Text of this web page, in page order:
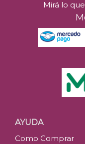
Mirá lo
AYUDA
Como Comprar